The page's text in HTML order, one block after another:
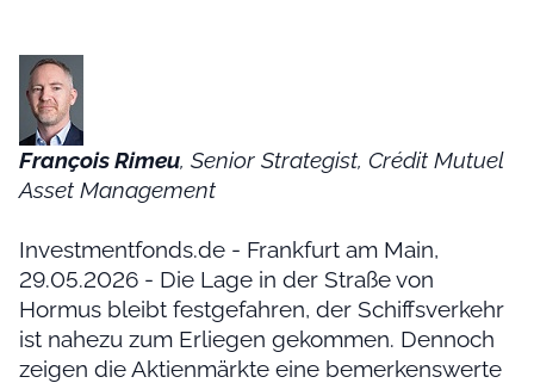
François Rimeu, Senior Strategist, Crédit Mutuel
Asset Management
Investmentfonds.de - Frankfurt am Main,
29.05.2026 - Die Lage in der Straße von
Hormus bleibt festgefahren, der Schiffsverkehr
ist nahezu zum Erliegen gekommen. Dennoch
zeigen die Aktienmärkte eine bemerkenswerte